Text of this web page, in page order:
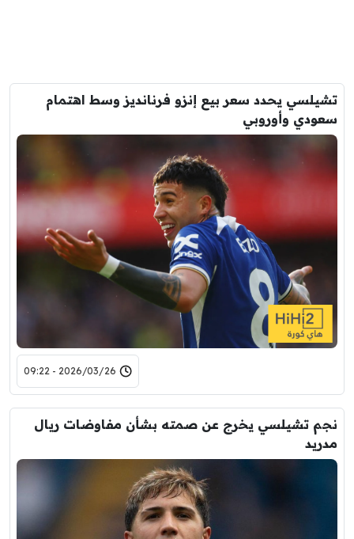
تشيلسي يحدد سعر بيع إنزو فرنانديز وسط اهتمام
سعودي وأوروبي
2026/03/26 - 09:22
نجم تشيلسي يخرج عن صمته بشأن مفاوضات ريال
مدريد